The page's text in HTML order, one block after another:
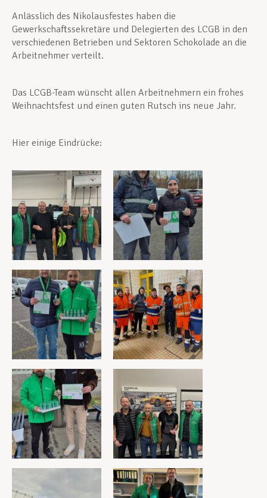
Anlässlich des Nikolausfestes haben die
Gewerkschaftssekretäre und Delegierten des LCGB in den
verschiedenen Betrieben und Sektoren Schokolade an die
Arbeitnehmer verteilt.
Das LCGB-Team wünscht allen Arbeitnehmern ein frohes
Weihnachtsfest und einen guten Rutsch ins neue Jahr.
Hier einige Eindrücke: